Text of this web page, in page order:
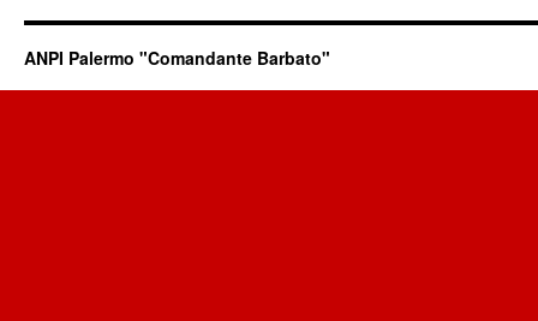
ANPI Palermo "Comandante Barbato"